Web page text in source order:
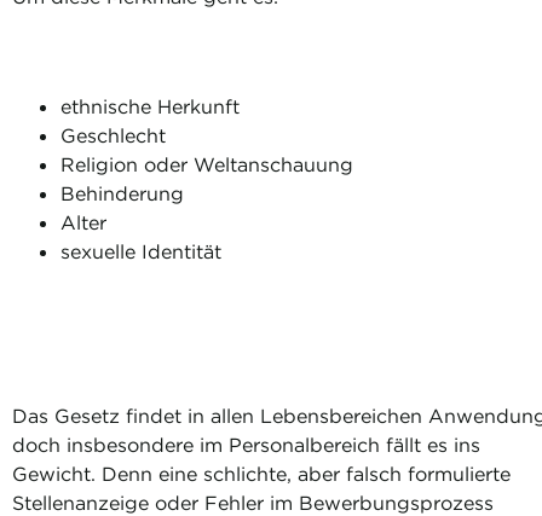
ethnische Herkunft
Geschlecht
Religion oder Weltanschauung
Behinderung
Alter
sexuelle Identität
Das Gesetz findet in allen Lebensbereichen
doch insbesondere im Personalbereich fällt es ins
Gewicht. Denn eine schlichte, aber falsch formulierte
Stellenanzeige oder Fehler im Bewerbungsprozess